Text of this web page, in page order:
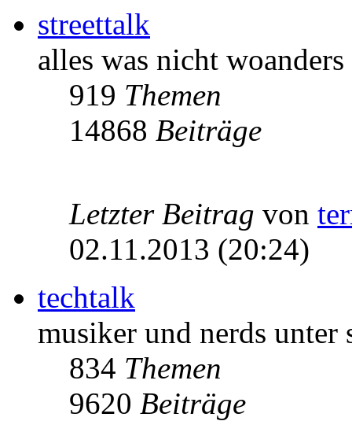
streettalk
alles was nicht
919 Themen
14868 Beiträge
Letzter Beitrag von
02.11.2013 (20:24)
techtalk
musiker und nerds unter
834 Themen
9620 Beiträge